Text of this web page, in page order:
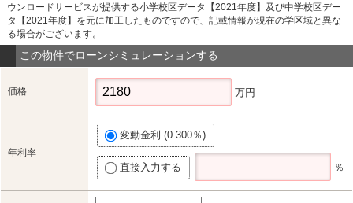
ウンロードサービスが提供する小学校区データ【2021年度】及び中学校区デー
タ【2021年度】を元に加工したものですので、記載情報が現在の学区域と異な
る場合がございます。
この物件でローンシミュレーションする
価格 万円
年利率
変動金利 (0.300％)
直接入力する ％